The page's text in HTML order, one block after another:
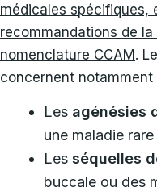
médicales spécifiques,
recommandations de
nomenclature CCAM.
concernent notamment
Les agénésies
une maladie rare
Les séquelles
buccale ou des